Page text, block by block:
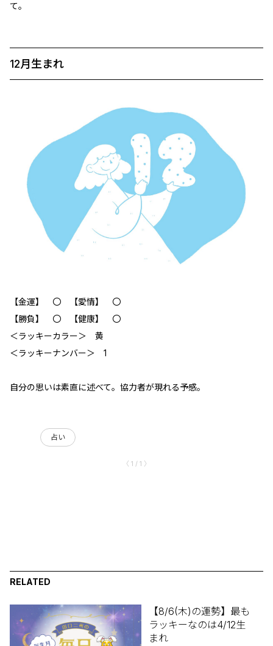
て。
12月生まれ
【金運】 〇 【愛情】 〇
【勝負】 〇 【健康】 〇
＜ラッキーカラー＞ 黄
＜ラッキーナンバー＞ 1
自分の思いは素直に述べて。協力者が現れる予感。
占い
〈 1 / 1 〉
RELATED
【8/6(木)の運勢】最も
ラッキーなのは4/12生
まれ